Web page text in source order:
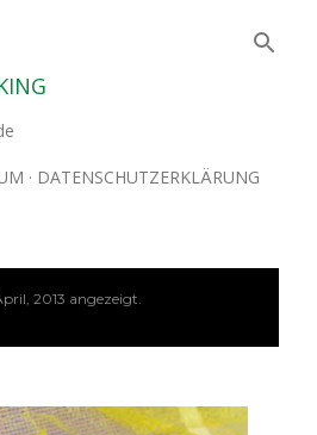
DATENSCHUTZERKLÄRUNG
2013 angezeigt.